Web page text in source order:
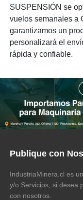
SUSPENSIÓN se
vuelos semanales a
garantizamos un
personalizará el
rápida y confiable.
Publique con
IndustriaMinera.cl es
y/o Servicios, si desea
con nosotros.